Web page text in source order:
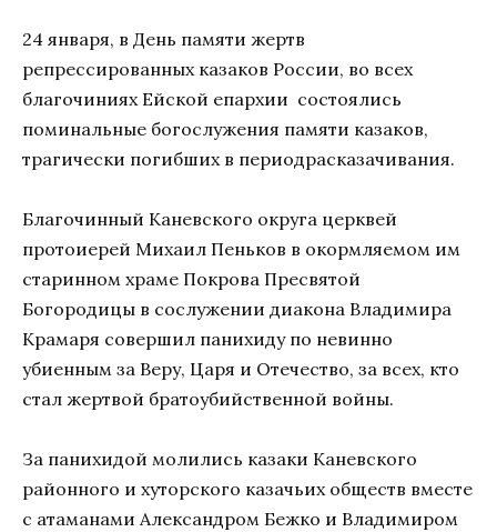
24 января, в День памяти жертв
репрессированных казаков России, во всех
благочиниях Ейской епархии состоялись
поминальные богослужения памяти казаков,
трагически погибших в периодрасказачивания.
Благочинный Каневского округа церквей
протоиерей Михаил Пеньков в окормляемом им
старинном храме Покрова Пресвятой
Богородицы в сослужении диакона Владимира
Крамаря совершил панихиду по невинно
убиенным за Веру, Царя и Отечество, за всех, кто
стал жертвой братоубийственной войны.
За панихидой молились казаки Каневского
районного и хуторского казачьих обществ вместе
с атаманами Александром Бежко и Владимиром